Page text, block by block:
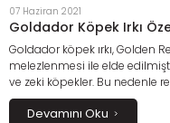
07 Haziran 2021
Goldador Köpek Irkı
Goldador köpek ırkı, Golden
melezlenmesi ile elde
ve zeki köpekler. Bu nedenle
narkotik köpeği ve terapi
Devamını Oku